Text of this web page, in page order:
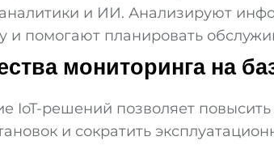
и ИИ. Анализируют
и помогают планировать
мониторинга на
IoT-решений позволяет
и сократить